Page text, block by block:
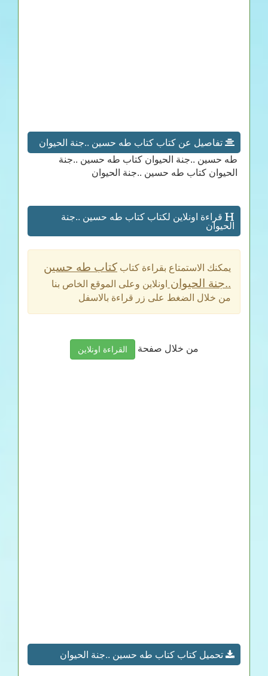
تفاصيل عن كتاب كتاب طه حسين ..جنة الحيوان
طه حسين ..جنة الحيوان كتاب طه حسين ..جنة
الحيوان كتاب طه حسين ..جنة الحيوان
قراءة اونلاين لكتاب كتاب طه حسين ..جنة
الحيوان
يمكنك الاستمتاع بقراءة كتاب كتاب طه حسين
..جنة الحيوان
اونلاين وعلى الموقع الخاص بنا
من خلال الضغط على زر قراءة بالاسفل
من خلال صفحة القراءة اونلاين
تحميل كتاب كتاب طه حسين ..جنة الحيوان